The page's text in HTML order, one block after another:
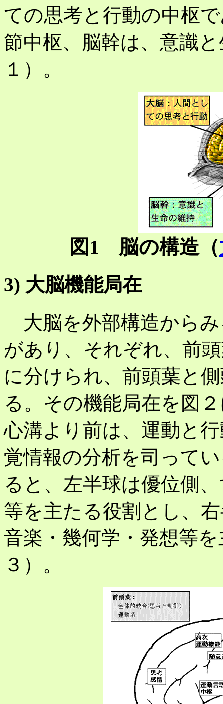
ての思考と行動の中枢
節中枢、脳幹は、意識
１）。
図1 脳の構造（
3) 大脳機能局在
大脳を外部構造から
があり、それぞれ、前
に分けられ、前頭葉と
る。その機能局在を図
心溝より前は、運動と
覚情報の分析を司って
ると、左半球は優位側
等を主たる役割とし、
音楽・幾何学・発想等
３）。